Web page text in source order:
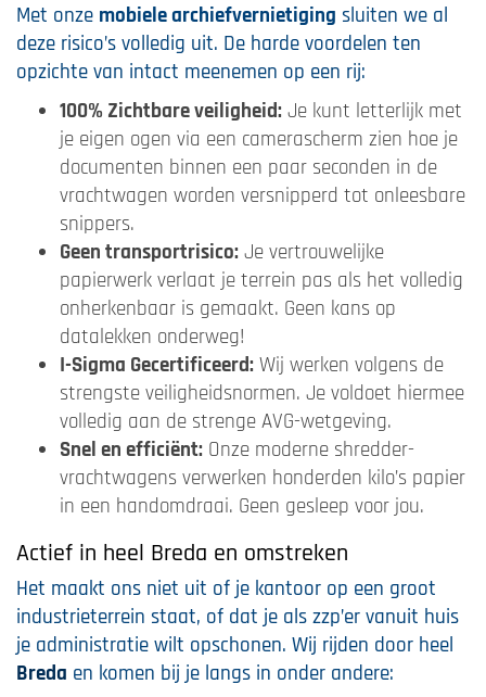
Met onze mobiele archiefvernietiging sluiten we al
deze risico’s volledig uit. De harde voordelen ten
opzichte van intact meenemen op een rij:
100% Zichtbare veiligheid: Je kunt letterlijk met
je eigen ogen via een camerascherm zien hoe je
documenten binnen een paar seconden in de
vrachtwagen worden versnipperd tot onleesbare
snippers.
Geen transportrisico: Je vertrouwelijke
papierwerk verlaat je terrein pas als het volledig
onherkenbaar is gemaakt. Geen kans op
datalekken onderweg!
I-Sigma Gecertificeerd: Wij werken volgens de
strengste veiligheidsnormen. Je voldoet hiermee
volledig aan de strenge AVG-wetgeving.
Snel en efficiënt: Onze moderne shredder-
vrachtwagens verwerken honderden kilo’s papier
in een handomdraai. Geen gesleep voor jou.
Actief in heel Breda en omstreken
Het maakt ons niet uit of je kantoor op een groot
industrieterrein staat, of dat je als zzp’er vanuit huis
je administratie wilt opschonen. Wij rijden door heel
Breda en komen bij je langs in onder andere: